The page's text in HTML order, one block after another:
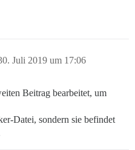
Juli 2019 um 17:06
Beitrag bearbeitet, um
Datei, sondern sie befindet